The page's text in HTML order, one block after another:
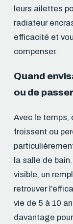
leurs ailettes
radiateur
efficacité et
compenser.
Quand
ou de
Avec le temps,
froissent ou
la salle de
visible, un
retrouver
vie de 5 à 10
davantage